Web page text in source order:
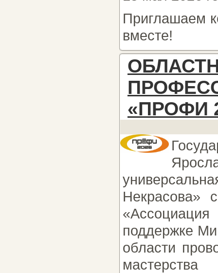
Приглашаем
вместе!
«ПРОФИ
Некрасова»
«Ассоциация
поддержке
области